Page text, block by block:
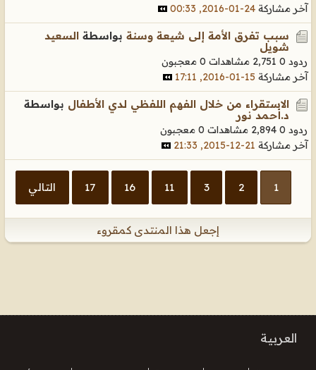
آخر مشاركة 24-01-2016, 00:33
سبب تفرق الأمة إلى شيعة وسنة بواسطة السعيد
شويل
ردود 0 2,751 مشاهدات
0 معجبون
آخر مشاركة 15-01-2016, 17:11
الاستقراء من خلال الفهم اللفظي لدي الأطفال بواسطة
د.أحمد نور
ردود 0 2,894 مشاهدات
0 معجبون
آخر مشاركة 21-12-2015, 21:33
1
2
3
11
16
17 التالي
إجعل هذا المنتدى كمقروء
العربية